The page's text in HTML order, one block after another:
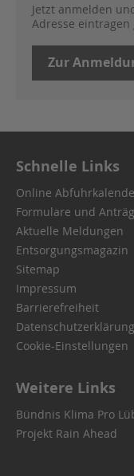
Jetzt anmelden
Adresse eintragen
Zur
Schnelle Links
Online
Formulare und
Aktuelle Meldungen
Entsorgungsmagazin
Sitemap
Impressum
Barrierefreiheit
Datenschutzerklärung
Cookie-Einstellungen
Weitere Links
Bündnis Klima Pro
Projekt Rain Ahead